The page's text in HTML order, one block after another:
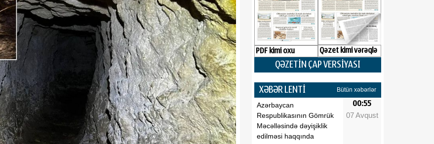
PDF kimi oxu Qəzet kimi vərəqlə
QƏZETİN ÇAP VERSİYASI
XƏBƏR LENTİ Bütün xəbərlər
Azərbaycan
Respublikasının Gömrük
Məcəlləsində dəyişiklik
edilməsi haqqında
00:55
07 Avqust